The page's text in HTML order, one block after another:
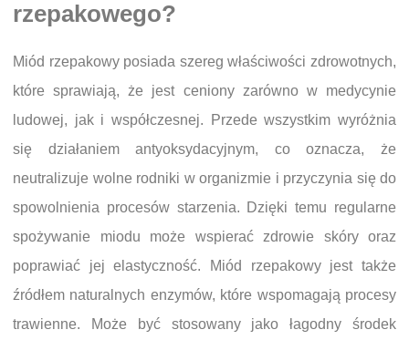
rzepakowego?
Miód rzepakowy posiada szereg właściwości zdrowotnych,
które sprawiają, że jest ceniony zarówno w medycynie
ludowej, jak i współczesnej. Przede wszystkim wyróżnia
się działaniem antyoksydacyjnym, co oznacza, że
neutralizuje wolne rodniki w organizmie i przyczynia się do
spowolnienia procesów starzenia. Dzięki temu regularne
spożywanie miodu może wspierać zdrowie skóry oraz
poprawiać jej elastyczność. Miód rzepakowy jest także
źródłem naturalnych enzymów, które wspomagają procesy
trawienne. Może być stosowany jako łagodny środek